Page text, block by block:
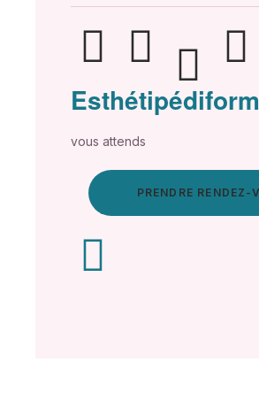
Esthétipédiform
vous attends
PRENDRE RENDEZ-